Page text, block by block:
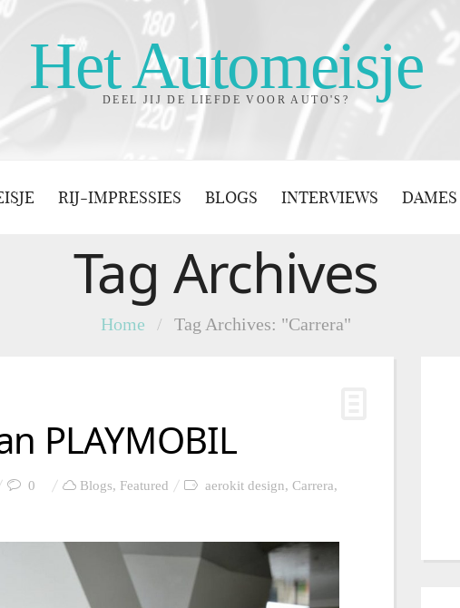
Het Automeisje
DEEL JIJ DE LIEFDE VOOR AUTO'S?
RIJ-IMPRESSIES BLOGS INTERVIEWS
Tag Archives
Home / Tag Archives: "Carrera"
PLAYMOBIL
0 Blogs, Featured aerokit design, Carrera,